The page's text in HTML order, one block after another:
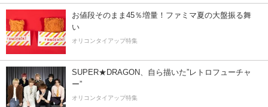
お値段そのまま45％増量！ファミマ夏の大盤振る舞
い
オリコンタイアップ特集
SUPER★DRAGON、自ら描いた”レトロフューチャ
ー”
オリコンタイアップ特集